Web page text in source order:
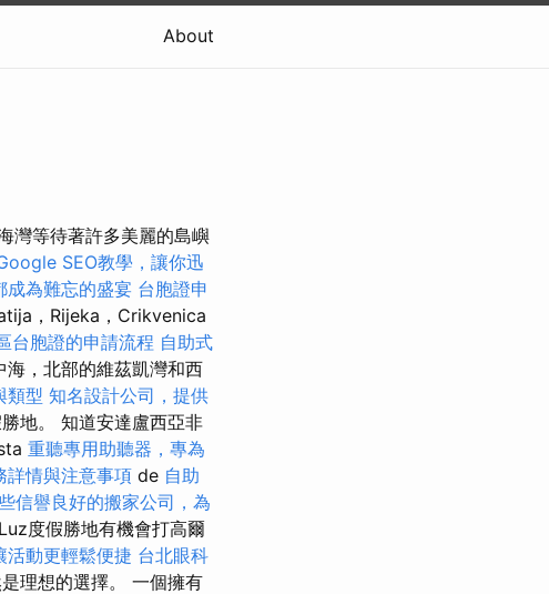
About
灣等待著許多美麗的島嶼
SEO教學，讓你迅
成為難忘的盛宴 台胞證申
，Rijeka，Crikvenica
台胞證的申請流程 自助式
，北部的維茲凱灣和西
類型 知名設計公司，提供
地。 知道安達盧西亞非
重聽專用助聽器，專為
詳情與注意事項 de 自助
信譽良好的搬家公司，為
Luz度假勝地有機會打高爾
活動更輕鬆便捷 台北眼科
理想的選擇。 一個擁有